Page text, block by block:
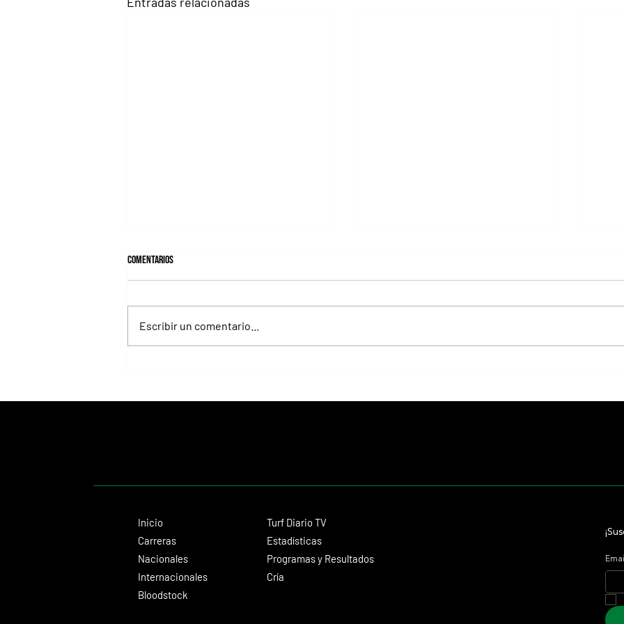
Comentarios
Escribir un comentario...
Inicio
Carreras
Nacionales
Internacionales
Bloodstock
Turf Diario TV
Estadísticas
Programas y Resultados
Cría
Email